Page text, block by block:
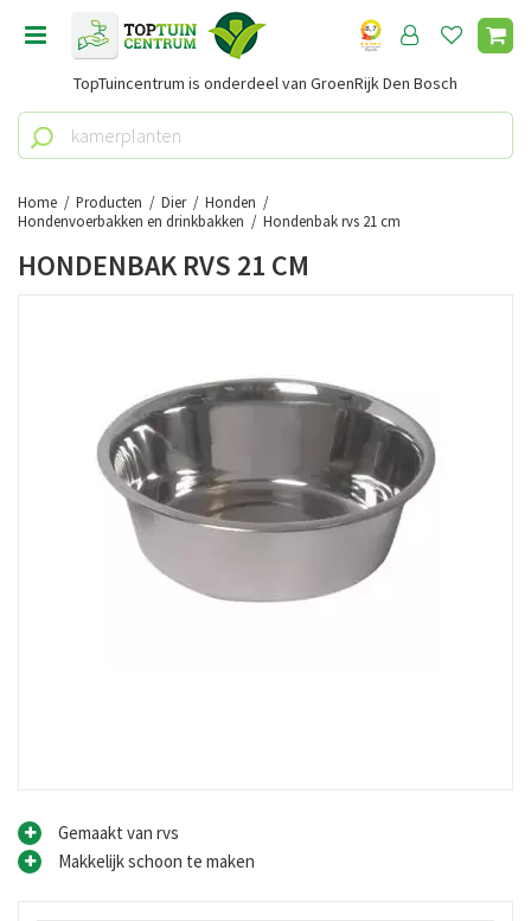
Home Producten Dier
Honden
Hondenvoerbakken en drinkbakken
Hondenbak rvs 21 cm
TopTuincentrum is onderdeel van GroenRijk Den Bosch
HONDENBAK RVS 21 CM
Gemaakt van rvs
Makkelijk schoon te maken